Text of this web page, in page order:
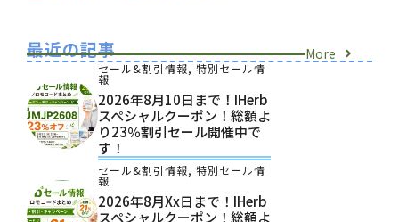
最近の記事 More
セール&割引情報, 特別セール情
報
2026年8月10日まで！iHerb
スペシャルクーポン！総額よ
り23％割引セール開催中で
す！
セール&割引情報, 特別セール情
報
2026年8月xx日まで！iHerb
スペシャルクーポン！総額よ